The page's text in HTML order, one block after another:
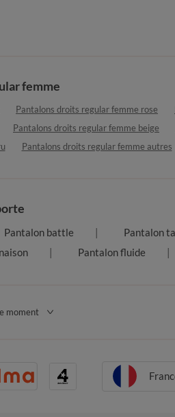
femme
Pantalons droits regular femme rose
Pantalons droits regular femme beige
Pantalons droits regular femme autres
Pantalon battle Pantalon
Pantalon fluide
moment